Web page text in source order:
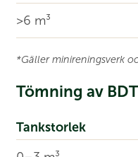
>6 m³
*Gäller minireningsverk
Tömning av
Tankstorlek